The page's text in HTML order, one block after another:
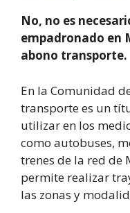
No, no es
empadronado en
abono transporte.
En la Comunidad
transporte es un
utilizar en los
como autobuses,
trenes de la red de
permite realizar
las zonas y